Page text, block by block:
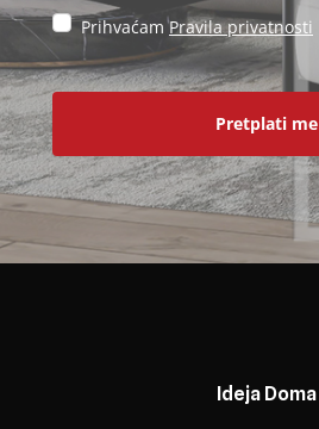
PrihvaćamPravila privatnosti
Pretplati me
Ideja Doma